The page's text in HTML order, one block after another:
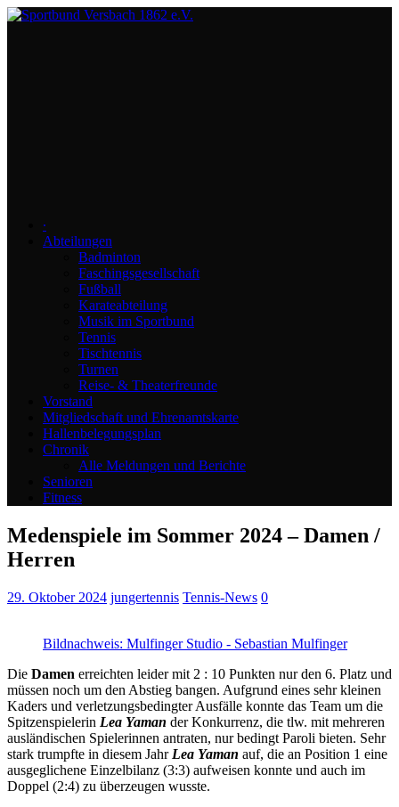
∙
Abteilungen
Badminton
Faschingsgesellschaft
Fußball
Karateabteilung
Musik im Sportbund
Tennis
Tischtennis
Turnen
Reise- & Theaterfreunde
Vorstand
Mitgliedschaft und Ehrenamtskarte
Hallenbelegungsplan
Chronik
Alle Meldungen und Berichte
Senioren
Fitness
Medenspiele im Sommer 2024 – Damen /
Herren
29. Oktober 2024 jungertennis Tennis-News 0
Bildnachweis: Mulfinger Studio - Sebastian Mulfinger
Die Damen erreichten leider mit 2 : 10 Punkten nur den 6. Platz und
müssen noch um den Abstieg bangen. Aufgrund eines sehr kleinen
Kaders und verletzungsbedingter Ausfälle konnte das Team um die
Spitzenspielerin Lea Yaman der Konkurrenz, die tlw. mit mehreren
ausländischen Spielerinnen antraten, nur bedingt Paroli bieten. Sehr
stark trumpfte in diesem Jahr Lea Yaman auf, die an Position 1 eine
ausgeglichene Einzelbilanz (3:3) aufweisen konnte und auch im
Doppel (2:4) zu überzeugen wusste.